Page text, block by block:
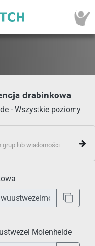
drabinkowa
- Wszystkie poziomy
grup lub wiadomości
Molenheide